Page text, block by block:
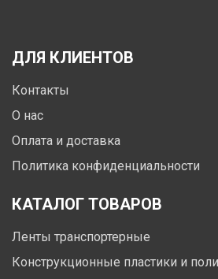
ДЛЯ КЛИЕНТОВ
Контакты
О нас
Оплата и доставка
Политика конфиденциальности
КАТАЛОГ ТОВАРОВ
Ленты транспортерные
Конструкционные пластики и